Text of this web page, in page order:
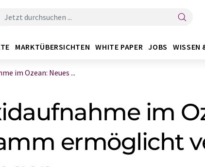
MARKTÜBERSICHTEN WHITE PAPER JOBS WISSEN
im Ozean: Neues ...
im
ermöglicht